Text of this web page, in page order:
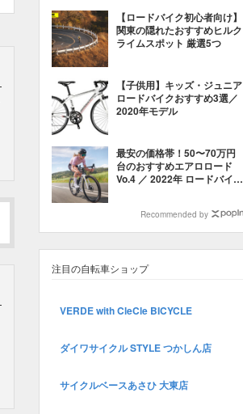
【ロードバイク初心者向け】
関東の隠れたおすすめヒルク
ライムスポット 厳選5つ
【子供用】キッズ・ジュニア
ロードバイクおすすめ3選／
2020年モデル
最安の価格帯！50〜70万円
台のおすすめエアロロード
Vo.4 ／ 2022年 ロードバイク
Recommended by
注目の自転車ショップ
VERDE with CleCle BICYCLE
ダイワサイクル STYLE つかしん店
サイクルベースあさひ 大東店